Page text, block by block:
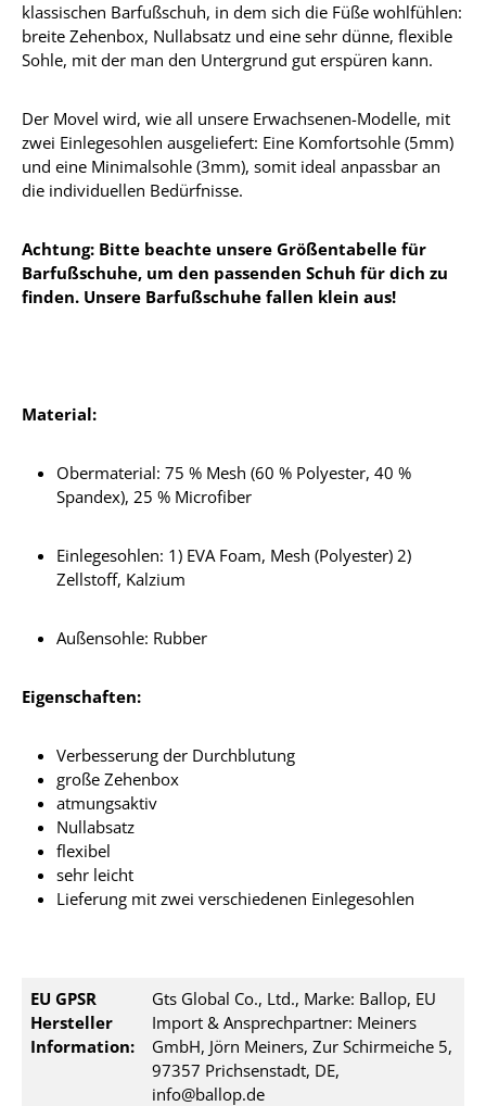
klassischen Barfußschuh, in dem sich die Füße wohlfühlen:
breite Zehenbox, Nullabsatz und eine sehr dünne, flexible
Sohle, mit der man den Untergrund gut erspüren kann.
Der Movel wird, wie all unsere Erwachsenen-Modelle, mit
zwei Einlegesohlen ausgeliefert: Eine Komfortsohle (5mm)
und eine Minimalsohle (3mm), somit ideal anpassbar an
die individuellen Bedürfnisse.
Achtung: Bitte beachte unsere Größentabelle für
Barfußschuhe, um den passenden Schuh für dich zu
finden. Unsere Barfußschuhe fallen klein aus!
Material:
Obermaterial: 75 % Mesh (60 % Polyester, 40 %
Spandex), 25 % Microfiber
Einlegesohlen: 1) EVA Foam, Mesh (Polyester) 2)
Zellstoff, Kalzium
Außensohle: Rubber
Eigenschaften:
Verbesserung der Durchblutung
große Zehenbox
atmungsaktiv
Nullabsatz
flexibel
sehr leicht
Lieferung mit zwei verschiedenen Einlegesohlen
EU GPSR
Hersteller
Information:
Gts Global Co., Ltd., Marke: Ballop, EU
Import & Ansprechpartner: Meiners
GmbH, Jörn Meiners, Zur Schirmeiche 5,
97357 Prichsenstadt, DE,
info@ballop.de